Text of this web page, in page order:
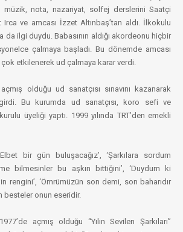
müzik, nota, nazariyat, solfej derslerini Saatçi
ve amcası İzzet Altınbaş’tan aldı. İlkokulu
ilgi duydu. Babasının aldığı akordeonu hiçbir
çalmaya başladı. Bu dönemde amcası
çok etkilenerek ud çalmaya karar verdi.
açmış olduğu ud sanatçısı sınavını kazanarak
Bu kurumda ud sanatçısı, koro sefi ve
üyeliği yaptı. 1999 yılında TRT’den emekli
bir gün buluşacağız’, ‘Şarkılara sordum
bilmesinler bu aşkın bittiğini’, ‘Duydum ki
rengini’, ‘Ömrümüzün son demi, son baharıdır
besteler onun eseridir.
açmış olduğu “Yılın Sevilen Şarkıları”